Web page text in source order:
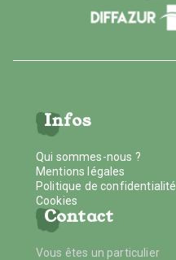
Infos
Qui sommes-nous ?
Mentions légales
Politique de confidentialité
Cookies
Contact
Vous êtes un particulier